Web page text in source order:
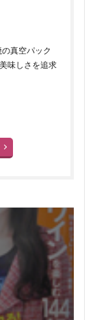
真空パック
味しさを追求